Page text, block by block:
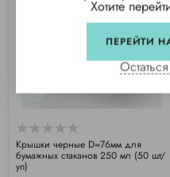
Крышки черные D=76мм для
бумажных стаканов 250 мл (50 шт/
уп)
Хотите
ПЕРЕЙТИ